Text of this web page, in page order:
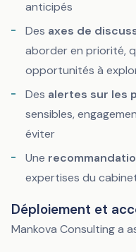
anticipés
Des axes de
aborder en priorité,
opportunités à
Des alertes sur les
sensibles,
éviter
Une
expertises du
Déploiement et
Mankova Consulting a